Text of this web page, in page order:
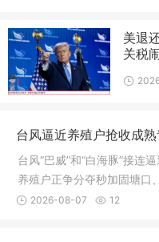
美退
关税
台风逼近养殖户抢收成
台风“巴威”和“白海豚”接连
养殖户正争分夺秒加固塘口
上市的成熟青蟹抢出“安全
2026-08-07 12